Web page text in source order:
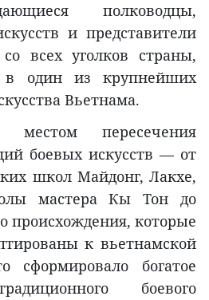
полководцы,
и представители
всех уголков страны,
в один из крупнейших
Вьетнама.
местом пересечения
боевых искусств — от
школ Майдонг, Лакхе,
мастера Кы Тон до
происхождения, которые
к вьетнамской
сформировало богатое
боевого